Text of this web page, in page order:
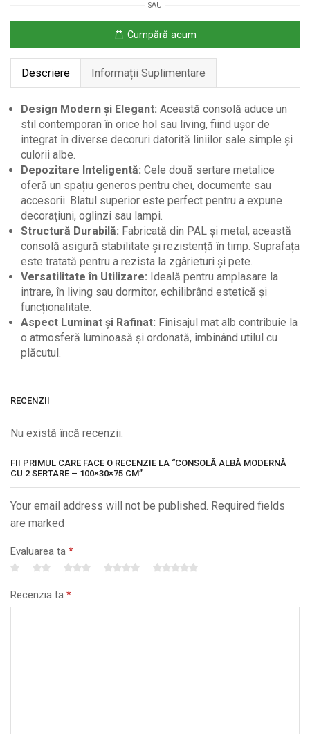
Sertare
–
100×30×75
cm
SAU
Cumpără acum
Descriere Informații Suplimentare
Design Modern și Elegant: Această consolă aduce un
stil contemporan în orice hol sau living, fiind ușor de
integrat în diverse decoruri datorită liniilor sale simple și
culorii albe.
Depozitare Inteligentă: Cele două sertare metalice
oferă un spațiu generos pentru chei, documente sau
accesorii. Blatul superior este perfect pentru a expune
decorațiuni, oglinzi sau lampi.
Structură Durabilă: Fabricată din PAL și metal, această
consolă asigură stabilitate și rezistență în timp. Suprafața
este tratată pentru a rezista la zgârieturi și pete.
Versatilitate în Utilizare: Ideală pentru amplasare la
intrare, în living sau dormitor, echilibrând estetică și
funcționalitate.
Aspect Luminat și Rafinat: Finisajul mat alb contribuie la
o atmosferă luminoasă și ordonată, îmbinând utilul cu
plăcutul.
RECENZII
Nu există încă recenzii.
FII PRIMUL CARE FACE O RECENZIE LA “CONSOLĂ ALBĂ MODERNĂ
CU 2 SERTARE – 100×30×75 CM”
Your email address will not be published. Required fields
are marked
Evaluarea ta *
Recenzia ta *